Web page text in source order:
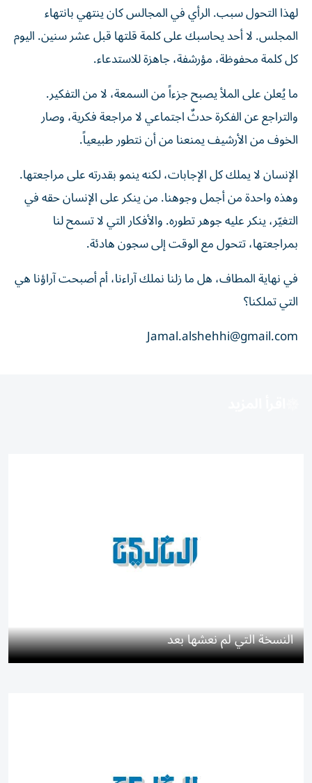
لهذا التحول سبب. الرأي في المجالس كان ينتهي بانتهاء
المجلس. لا أحد يحاسبك على كلمة قلتها قبل عشر سنين. اليوم
كل كلمة محفوظة، مؤرشفة، جاهزة للاستدعاء.
ما يُعلن على الملأ يصبح جزءاً من السمعة، لا من التفكير.
والتراجع عن الفكرة حدثٌ اجتماعي لا مراجعة فكرية، وصار
الخوف من الأرشيف يمنعنا من أن نتطور طبيعياً.
الإنسان لا يملك كل الإجابات، لكنه ينمو بقدرته على مراجعتها.
وهذه واحدة من أجمل وجوهنا. من ينكر على الإنسان حقه في
التغيّر، ينكر عليه جوهر تطوره. والأفكار التي لا تسمح لنا
بمراجعتها، تتحول مع الوقت إلى سجون هادئة.
في نهاية المطاف، هل ما زلنا نملك آراءنا، أم أصبحت آراؤنا هي
التي تملكنا؟
Jamal.alshehhi@gmail.com
النسخة التي لم نعشها بعد